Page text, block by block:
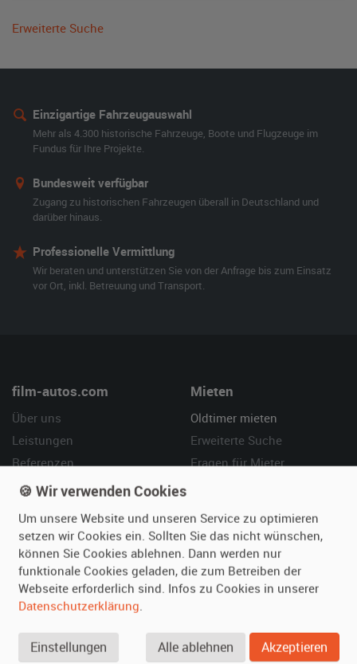
Erweiterte Suche
Einzigartige Fahrzeugauswahl
Mehr als 4.300 historische Fahrzeuge, Boote und Flugzeuge im
Fundus für Ihre Projekte.
Bundesweit verfügbar
Zugang zu historischen Fahrzeugen überall in Deutschland und
darüber hinaus.
Professionelle Vermittlung
Wir beraten und unterstützen Sie von der Anfrage bis zum Einsatz
vor Ort, inkl. Betreuung und Transport.
film-autos.com
Über uns
Leistungen
Referenzen
Kundenmeinungen
Mieten
Oldtimer mieten
Erweiterte Suche
Fragen für Mieter
Vermieten
Oldtimer anmelden
Fotos senden
Fragen für Vermieter
Hilfe
Häufige Fragen (FAQ)
So funktioniert's
Kontakt
SPECIAL
🍪 Wir verwenden Cookies
Um unsere Website und unseren Service zu optimieren
setzen wir Cookies ein. Sollten Sie das nicht wünschen,
können Sie Cookies ablehnen. Dann werden nur
funktionale Cookies geladen, die zum Betreiben der
Webseite erforderlich sind. Infos zu Cookies in unserer
Datenschutzerklärung.
Einstellungen Alle ablehnen Akzeptieren